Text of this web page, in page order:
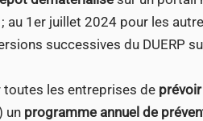
au 1er juillet 2024 pour les
successives du DUERP
toutes les entreprises de
un programme annuel de